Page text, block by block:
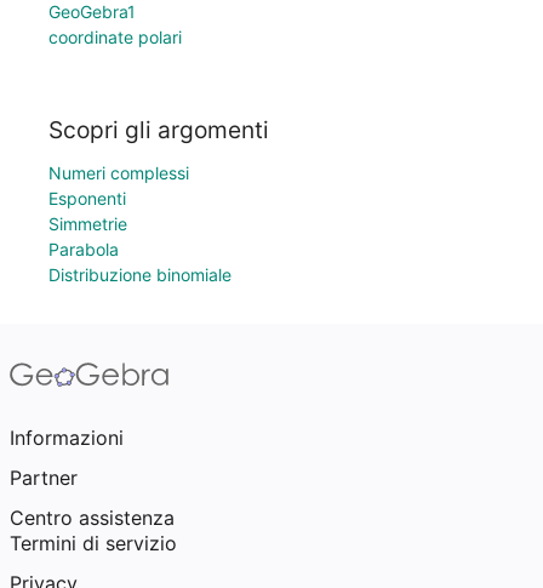
GeoGebra1
coordinate polari
Scopri gli argomenti
Numeri complessi
Esponenti
Simmetrie
Parabola
Distribuzione binomiale
Informazioni
Partner
Centro assistenza
Termini di servizio
Privacy